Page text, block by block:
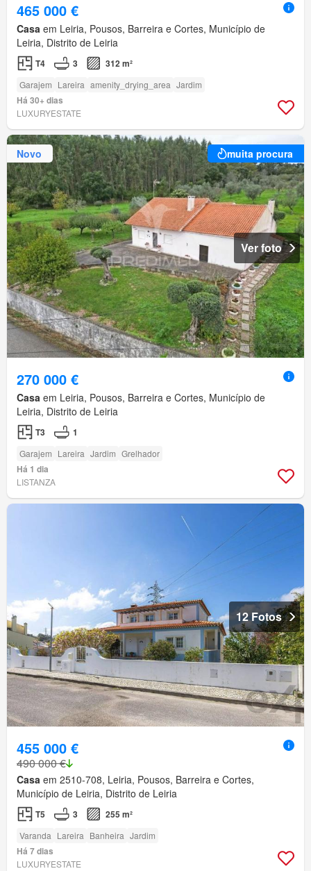
465 000 €
Casa em Leiria, Pousos, Barreira e Cortes, Município de
Leiria, Distrito de Leiria
T4 3 312 m²
Garajem Lareira amenity_drying_area Jardim
Há 30+ dias
LUXURYESTATE
Novo muita procura
Ver foto
270 000 €
Casa em Leiria, Pousos, Barreira e Cortes, Município de
Leiria, Distrito de Leiria
T3 1
Garajem Lareira Jardim Grelhador
Há 1 dia
LISTANZA
12 Fotos
455 000 €
490 000 €
Casa em 2510-708, Leiria, Pousos, Barreira e Cortes,
Município de Leiria, Distrito de Leiria
T5 3 255 m²
Varanda Lareira Banheira Jardim
Há 7 dias
LUXURYESTATE